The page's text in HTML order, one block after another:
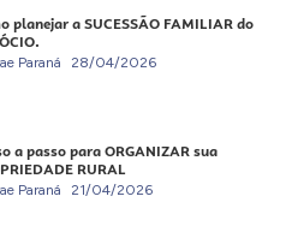
planejar a SUCESSÃO FAMILIAR do
Paraná 28/04/2026
a passo para ORGANIZAR sua
RURAL
Paraná 21/04/2026